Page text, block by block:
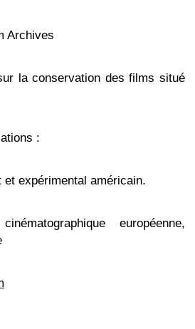
Archives
la conservation des films situé
:
et expérimental américain.
européenne,